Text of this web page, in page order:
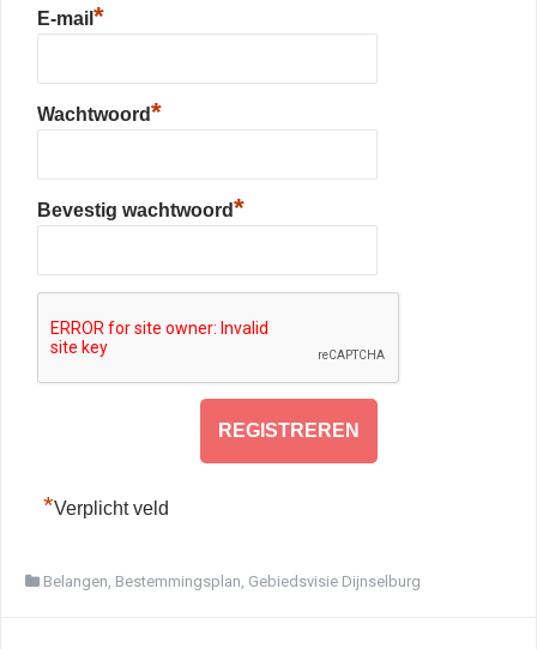
E-mail *
Wachtwoord*
Bevestig wachtwoord*
*Verplicht veld
Belangen, Bestemmingsplan, Gebiedsvisie Dijnselburg